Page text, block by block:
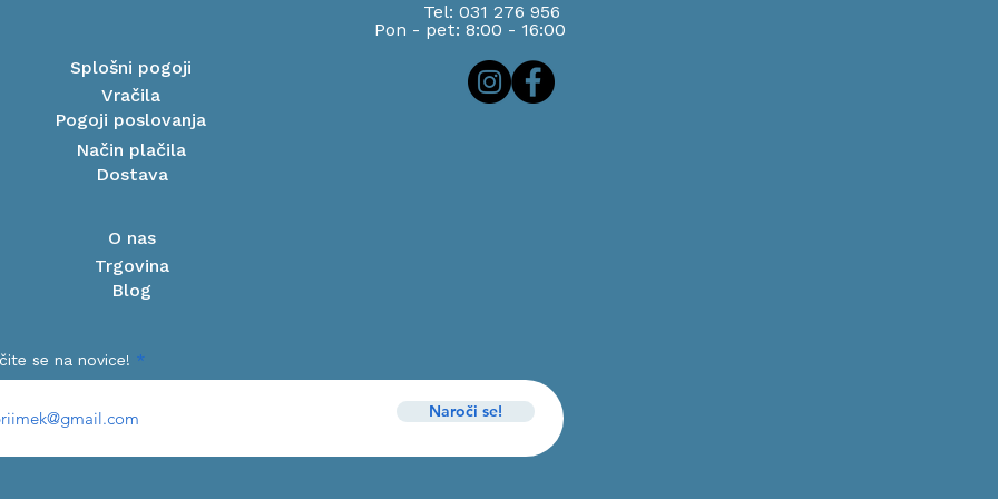
Tel: 031 276 956
Pon - pet: 8:00 - 16:00
Splošni pogoji
Vračila
Pogoji poslovanja
Način plačila
Dostava
O nas
Trgovina
Blog
se na novice!
Naroči se!